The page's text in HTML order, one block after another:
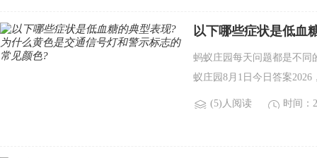
以下哪些症状是低血
蚂蚁庄园每天问题都是不同
蚁庄园8月1日今日答案
(5)人阅读 时间：